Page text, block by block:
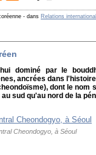
- dans Relations
dominé par le
ancrées dans
dont le nom
sud qu'au nord de la
Cheondogyo, à Séoul